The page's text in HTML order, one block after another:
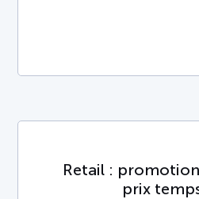
Retail :
prix